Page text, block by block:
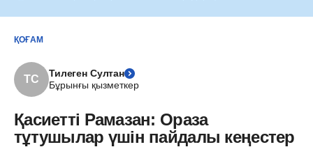
ҚОҒАМ
ТС
Тилеген Султан
Бұрынғы қызметкер
Қасиетті Рамазан: Ораза
тұтушылар үшін пайдалы кеңестер